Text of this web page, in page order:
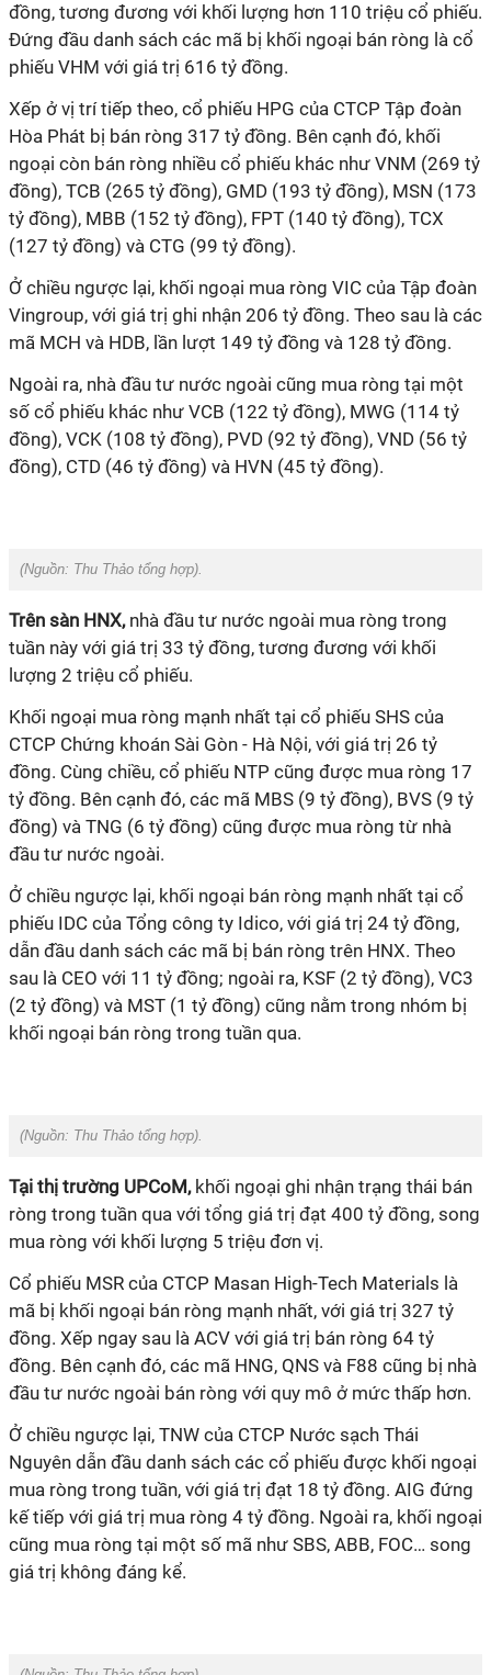
đồng, tương đương với khối lượng hơn 110 triệu cổ phiếu.
Đứng đầu danh sách các mã bị khối ngoại bán ròng là cổ
phiếu VHM với giá trị 616 tỷ đồng.
Xếp ở vị trí tiếp theo, cổ phiếu HPG của CTCP Tập đoàn
Hòa Phát bị bán ròng 317 tỷ đồng. Bên cạnh đó, khối
ngoại còn bán ròng nhiều cổ phiếu khác như VNM (269 tỷ
đồng), TCB (265 tỷ đồng), GMD (193 tỷ đồng), MSN (173
tỷ đồng), MBB (152 tỷ đồng), FPT (140 tỷ đồng), TCX
(127 tỷ đồng) và CTG (99 tỷ đồng).
Ở chiều ngược lại, khối ngoại mua ròng VIC của Tập đoàn
Vingroup, với giá trị ghi nhận 206 tỷ đồng. Theo sau là các
mã MCH và HDB, lần lượt 149 tỷ đồng và 128 tỷ đồng.
Ngoài ra, nhà đầu tư nước ngoài cũng mua ròng tại một
số cổ phiếu khác như VCB (122 tỷ đồng), MWG (114 tỷ
đồng), VCK (108 tỷ đồng), PVD (92 tỷ đồng), VND (56 tỷ
đồng), CTD (46 tỷ đồng) và HVN (45 tỷ đồng).
(Nguồn: Thu Thảo tổng hợp).
Trên sàn HNX, nhà đầu tư nước ngoài mua ròng trong
tuần này với giá trị 33 tỷ đồng, tương đương với khối
lượng 2 triệu cổ phiếu.
Khối ngoại mua ròng mạnh nhất tại cổ phiếu SHS của
CTCP Chứng khoán Sài Gòn - Hà Nội, với giá trị 26 tỷ
đồng. Cùng chiều, cổ phiếu NTP cũng được mua ròng 17
tỷ đồng. Bên cạnh đó, các mã MBS (9 tỷ đồng), BVS (9 tỷ
đồng) và TNG (6 tỷ đồng) cũng được mua ròng từ nhà
đầu tư nước ngoài.
Ở chiều ngược lại, khối ngoại bán ròng mạnh nhất tại cổ
phiếu IDC của Tổng công ty Idico, với giá trị 24 tỷ đồng,
dẫn đầu danh sách các mã bị bán ròng trên HNX. Theo
sau là CEO với 11 tỷ đồng; ngoài ra, KSF (2 tỷ đồng), VC3
(2 tỷ đồng) và MST (1 tỷ đồng) cũng nằm trong nhóm bị
khối ngoại bán ròng trong tuần qua.
(Nguồn: Thu Thảo tổng hợp).
Tại thị trường UPCoM,khối ngoại ghi nhận trạng thái bán
ròng trong tuần qua với tổng giá trị đạt 400 tỷ đồng, song
mua ròng với khối lượng 5 triệu đơn vị.
Cổ phiếu MSR của CTCP Masan High-Tech Materials là
mã bị khối ngoại bán ròng mạnh nhất, với giá trị 327 tỷ
đồng. Xếp ngay sau là ACV với giá trị bán ròng 64 tỷ
đồng. Bên cạnh đó, các mã HNG, QNS và F88 cũng bị nhà
đầu tư nước ngoài bán ròng với quy mô ở mức thấp hơn.
Ở chiều ngược lại, TNW của CTCP Nước sạch Thái
Nguyên dẫn đầu danh sách các cổ phiếu được khối ngoại
mua ròng trong tuần, với giá trị đạt 18 tỷ đồng. AIG đứng
kế tiếp với giá trị mua ròng 4 tỷ đồng. Ngoài ra, khối ngoại
cũng mua ròng tại một số mã như SBS, ABB, FOC… song
giá trị không đáng kể.